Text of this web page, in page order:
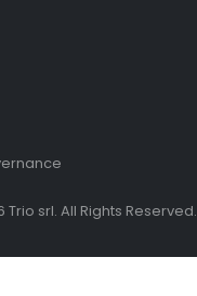
srl. All Rights Reserved.